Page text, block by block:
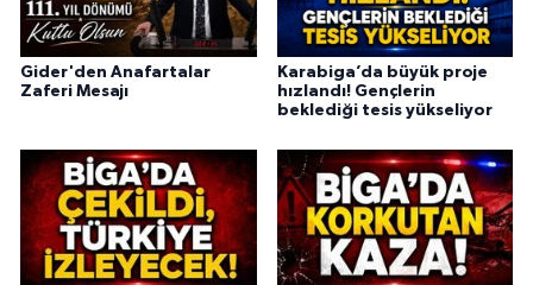
Gider'den Anafartalar
Zaferi Mesajı
Karabiga’da büyük proje
hızlandı! Gençlerin
beklediği tesis yükseliyor